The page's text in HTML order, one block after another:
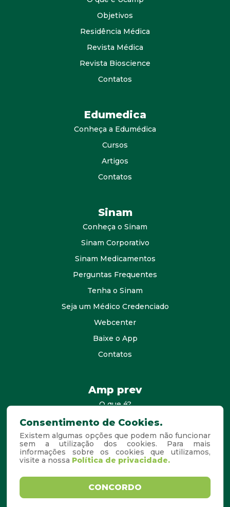
Objetivos
Residência Médica
Revista Médica
Revista Bioscience
Contatos
Edumedica
Conheça a Edumédica
Cursos
Artigos
Contatos
Sinam
Conheça o Sinam
Sinam Corporativo
Sinam Medicamentos
Perguntas Frequentes
Tenha o Sinam
Seja um Médico Credenciado
Webcenter
Baixe o App
Contatos
Amp prev
O que é?
consultores
Agende Sua Visita
Perguntas Frequentes
Copyright © 2026. Todos os
Consentimento de Cookies.
Existem algumas opções que podem não funcionar
sem a utilização dos cookies. Para mais
informações sobre os cookies que utilizamos,
visite a nossa Política de privacidade.
CONCORDO